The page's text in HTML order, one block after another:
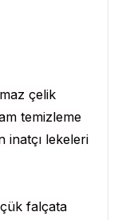
çelik
temizleme
inatçı lekeleri
falçata